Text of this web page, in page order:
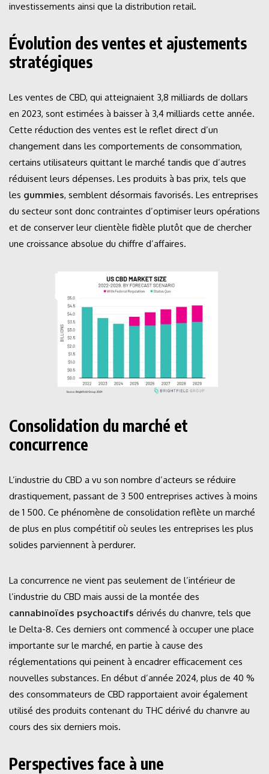
investissements ainsi que la distribution retail.
Évolution des ventes et ajustements
stratégiques
Les ventes de CBD, qui atteignaient 3,8 milliards de dollars
en 2023, sont estimées à baisser à 3,4 milliards cette année.
Cette réduction des ventes est le reflet direct d’un
changement dans les comportements de consommation,
certains utilisateurs quittant le marché tandis que d’autres
réduisent leurs dépenses. Les produits à bas prix, tels que
les gummies, semblent désormais favorisés. Les entreprises
du secteur sont donc contraintes d’optimiser leurs opérations
et de conserver leur clientèle fidèle plutôt que de chercher
une croissance absolue du chiffre d’affaires.
Consolidation du marché et
concurrence
L’industrie du CBD a vu son nombre d’acteurs se réduire
drastiquement, passant de 3 500 entreprises actives à moins
de 1 500. Ce phénomène de consolidation reflète un marché
de plus en plus compétitif où seules les entreprises les plus
solides parviennent à perdurer.
La concurrence ne vient pas seulement de l’intérieur de
l’industrie du CBD mais aussi de la montée des
cannabinoïdes psychoactifs dérivés du chanvre, tels que
le Delta-8. Ces derniers ont commencé à occuper une place
importante sur le marché, en partie à cause des
réglementations qui peinent à encadrer efficacement ces
nouvelles substances. En début d’année 2024, plus de 40 %
des consommateurs de CBD rapportaient avoir également
utilisé des produits contenant du THC dérivé du chanvre au
cours des six derniers mois.
Perspectives face à une